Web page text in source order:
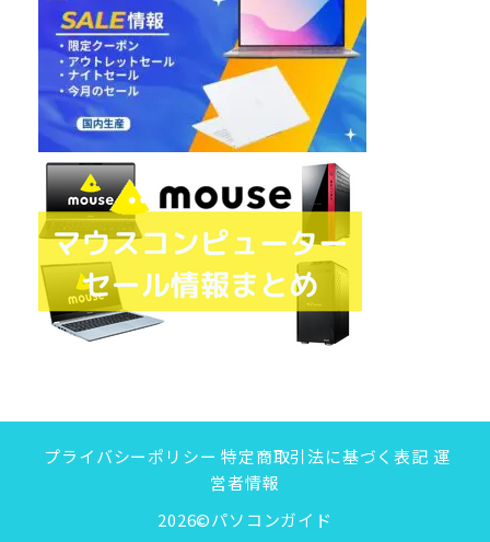
プライバシーポリシー 特定商取引法に基づく表記 運
営者情報
2026©パソコンガイド